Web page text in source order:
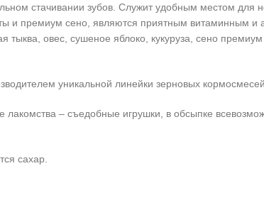
стачивании зубов. Служит удобным местом для
и премиум сено, являются приятным витаминным и
овес, сушеное яблоко, кукуруза, сено премиум
уникальной линейки зерновых
– съедобные игрушки, в обсыпке
сахар.